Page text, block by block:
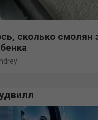
сколько смолян